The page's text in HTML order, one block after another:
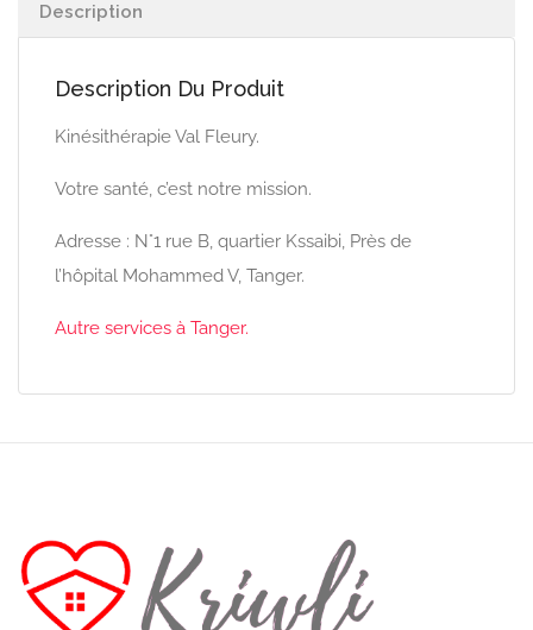
Description
Description Du Produit
Kinésithérapie Val Fleury.
Votre santé, c’est notre mission.
Adresse : N°1 rue B, quartier Kssaibi, Près de
l’hôpital Mohammed V, Tanger.
Autre services à Tanger.